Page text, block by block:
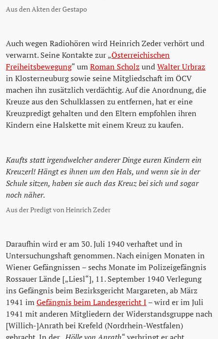
Aus den Akten der Gestapo
Auch wegen Radiohören wird Heinrich Zeder verhört und
verwarnt. Seine Kontakte zur „Österreichischen
Freiheitsbewegung“ umRoman Scholz undWalter Urbraz
in Klosterneuburg sowie seine Mitgliedschaft im ÖCV
machen ihn zusätzlich verdächtig. Auf die Anordnung, die
Kreuze aus den Schulklassen zu entfernen, hat er eine
Kreuzpredigt gehalten und den Eltern empfohlen ihren
Kindern eine Halskette mit einem Kreuz zu kaufen.
Kaufts statt irgendwelcher anderer Dinge euren Kindern ein
Kreuzerl! Hängt es ihnen um den Hals, und wenn sie in der
Schule sitzen, haben sie auch das Kreuz bei sich und sogar
noch näher.
Aus der Predigt von Heinrich Zeder
Daraufhin wird er am 30. Juli 1940 verhaftet und in
Untersuchungshaft genommen. Nach einigen Monaten in
Wiener Gefängnissen – sechs Monate im Polizeigefängnis
Rossauer Lände [„Liesl“], 11. September 1940 Verlegung
ins Gefängnis beim Bezirksgericht Margareten, ab März
1941 imGefängnis beim Landesgericht I – wird er im Juli
1941 mit anderen Mitgliedern der Widerstandsgruppe nach
[Willich-]Anrath bei Krefeld (Nordrhein-Westfalen)